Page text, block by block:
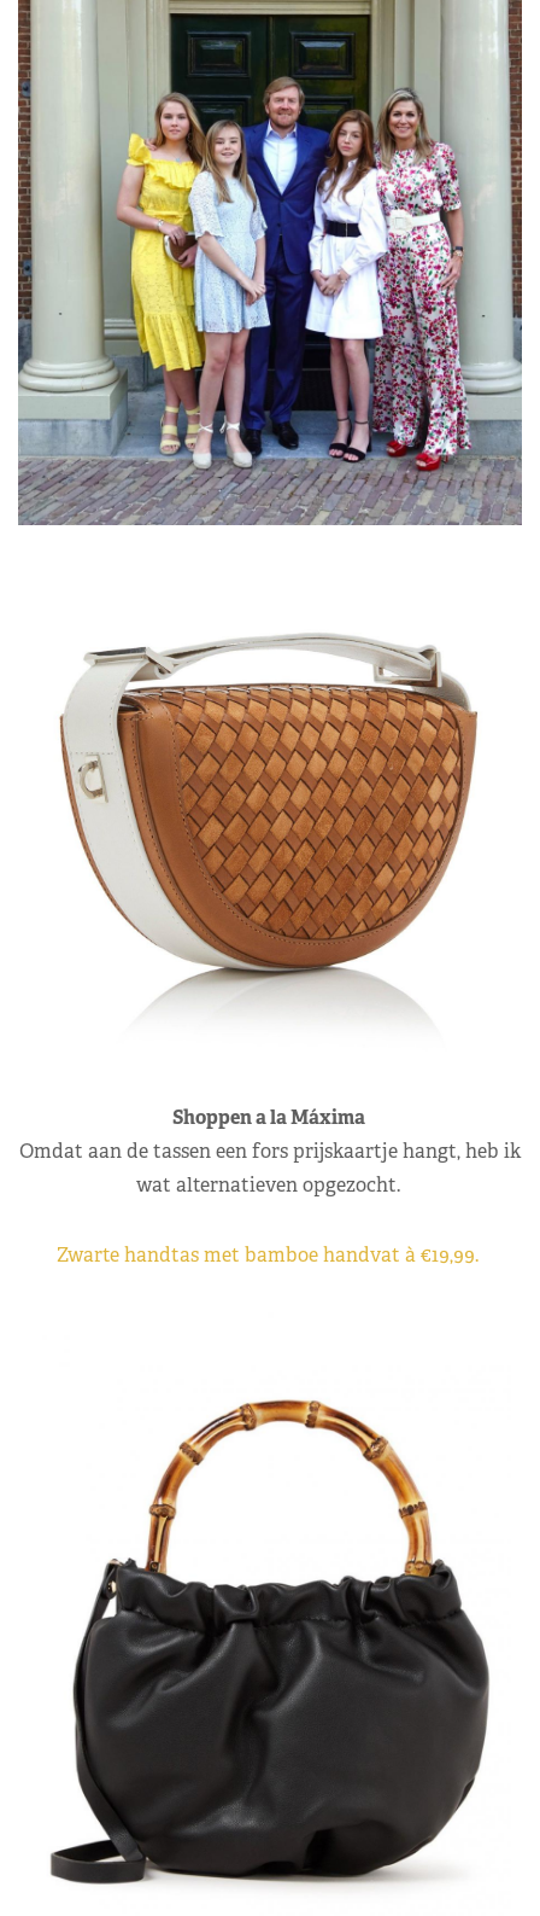
Shoppen a la Máxima
Omdat aan de tassen een fors prijskaartje hangt, heb ik
wat alternatieven opgezocht.
Zwarte handtas met bamboe handvat à €19,99.